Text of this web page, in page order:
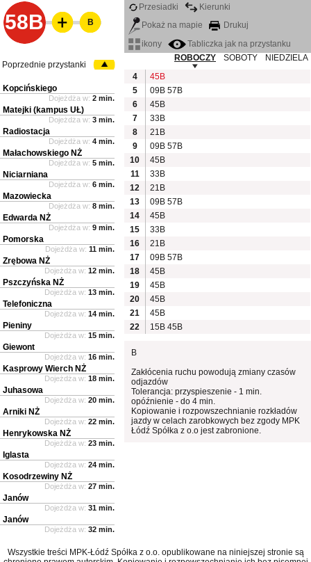
58B
Przesiadki
Kierunki
Pokaż na mapie
Drukuj
ikony
Tabliczka jak na przystanku
ROBOCZY
SOBOTY
NIEDZIELA
4
45B
5
09B 57B
6
45B
7
33B
8
21B
9
09B 57B
10
45B
11
33B
12
21B
13
09B 57B
14
45B
15
33B
16
21B
17
09B 57B
18
45B
19
45B
20
45B
21
45B
22
15B 45B
B
Zakłócenia ruchu powodują zmiany czasów
odjazdów
Tolerancja: przyspieszenie - 1 min.
opóźnienie - do 4 min.
Kopiowanie i rozpowszechnianie rozkładów
jazdy w celach zarobkowych bez zgody MPK
Łódź Spółka z o.o jest zabronione.
B
Poprzednie przystanki
Kopcińskiego
Dojeżdża w: 2 min.
Matejki (kampus UŁ)
Dojeżdża w: 3 min.
Radiostacja
Dojeżdża w: 4 min.
Małachowskiego NŻ
Dojeżdża w: 5 min.
Niciarniana
Dojeżdża w: 6 min.
Mazowiecka
Dojeżdża w: 8 min.
Edwarda NŻ
Dojeżdża w: 9 min.
Pomorska
Dojeżdża w: 11 min.
Zrębowa NŻ
Dojeżdża w: 12 min.
Pszczyńska NŻ
Dojeżdża w: 13 min.
Telefoniczna
Dojeżdża w: 14 min.
Pieniny
Dojeżdża w: 15 min.
Giewont
Dojeżdża w: 16 min.
Kasprowy Wierch NŻ
Dojeżdża w: 18 min.
Juhasowa
Dojeżdża w: 20 min.
Arniki NŻ
Dojeżdża w: 22 min.
Henrykowska NŻ
Dojeżdża w: 23 min.
Iglasta
Dojeżdża w: 24 min.
Kosodrzewiny NŻ
Dojeżdża w: 27 min.
Janów
Dojeżdża w: 31 min.
Janów
Dojeżdża w: 32 min.
Wszystkie treści MPK-Łódź Spółka z o.o. opublikowane na niniejszej stronie są